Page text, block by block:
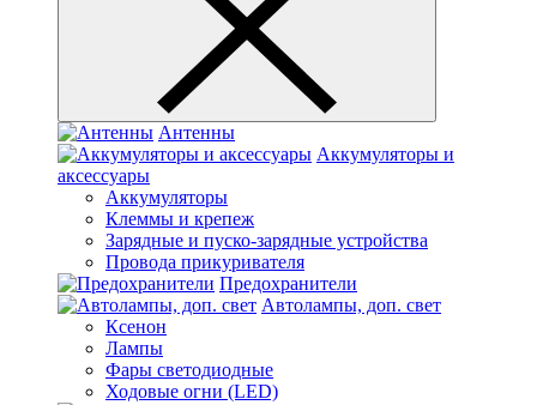
Антенны
Аккумуляторы и
аксессуары
Аккумуляторы
Клеммы и крепеж
Зарядные и пуско-зарядные устройства
Провода прикуривателя
Предохранители
Автолампы, доп. свет
Ксенон
Лампы
Фары светодиодные
Ходовые огни (LED)